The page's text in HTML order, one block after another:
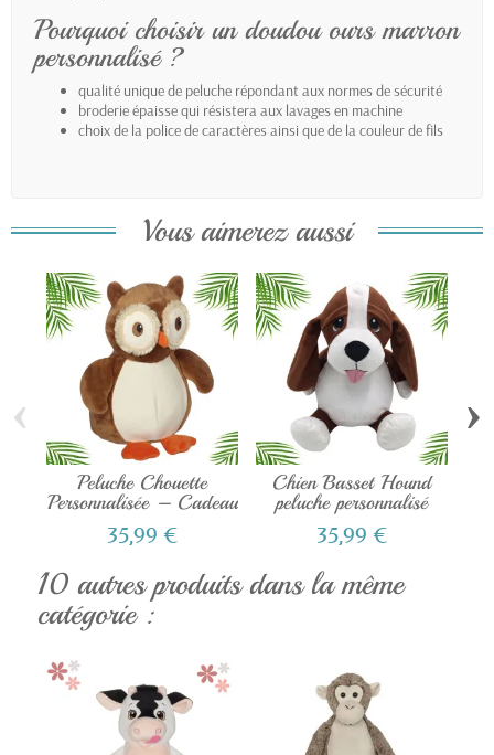
Pourquoi choisir un doudou ours marron
personnalisé ?
qualité unique de peluche répondant aux normes de sécurité
broderie épaisse qui résistera aux lavages en machine
choix de la police de caractères ainsi que de la couleur de fils
Vous aimerez aussi
Peluche Chouette
Personnalisée – Cadeau
de...
35,99 €
Chien Basset Hound
peluche personnalisé
35,99 €
‹ ›
10 autres produits dans la même
catégorie :